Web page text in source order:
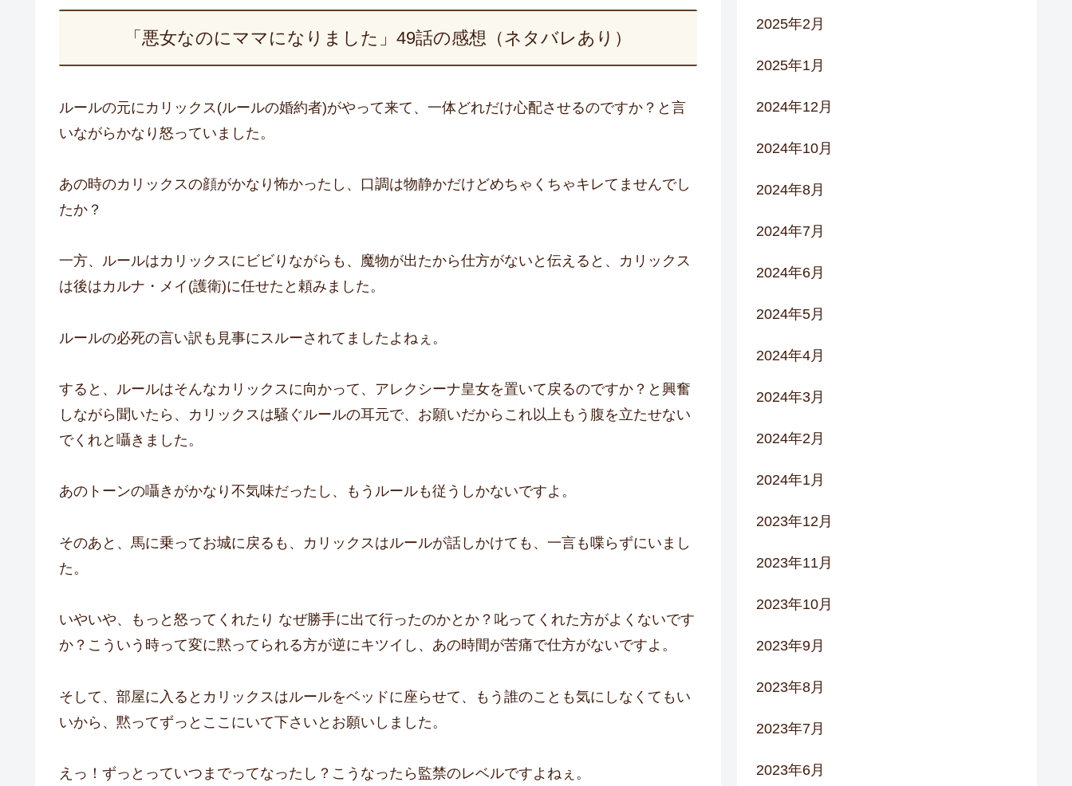
「悪女なのにママになりました」49話の感想（ネタバレあり）
ルールの元にカリックス(ルールの婚約者)がやって来て、一体どれだけ心配させるのですか？と言
いながらかなり怒っていました。
あの時のカリックスの顔がかなり怖かったし、口調は物静かだけどめちゃくちゃキレてませんでし
たか？
一方、ルールはカリックスにビビりながらも、魔物が出たから仕方がないと伝えると、カリックス
は後はカルナ・メイ(護衛)に任せたと頼みました。
ルールの必死の言い訳も見事にスルーされてましたよねぇ。
すると、ルールはそんなカリックスに向かって、アレクシーナ皇女を置いて戻るのですか？と興奮
しながら聞いたら、カリックスは騒ぐルールの耳元で、お願いだからこれ以上もう腹を立たせない
でくれと囁きました。
あのトーンの囁きがかなり不気味だったし、もうルールも従うしかないですよ。
そのあと、馬に乗ってお城に戻るも、カリックスはルールが話しかけても、一言も喋らずにいまし
た。
いやいや、もっと怒ってくれたり なぜ勝手に出て行ったのかとか？叱ってくれた方がよくないです
か？こういう時って変に黙ってられる方が逆にキツイし、あの時間が苦痛で仕方がないですよ。
そして、部屋に入るとカリックスはルールをベッドに座らせて、もう誰のことも気にしなくてもい
いから、黙ってずっとここにいて下さいとお願いしました。
えっ！ずっとっていつまでってなったし？こうなったら監禁のレベルですよねぇ。
2025年2月
2025年1月
2024年12月
2024年10月
2024年8月
2024年7月
2024年6月
2024年5月
2024年4月
2024年3月
2024年2月
2024年1月
2023年12月
2023年11月
2023年10月
2023年9月
2023年8月
2023年7月
2023年6月